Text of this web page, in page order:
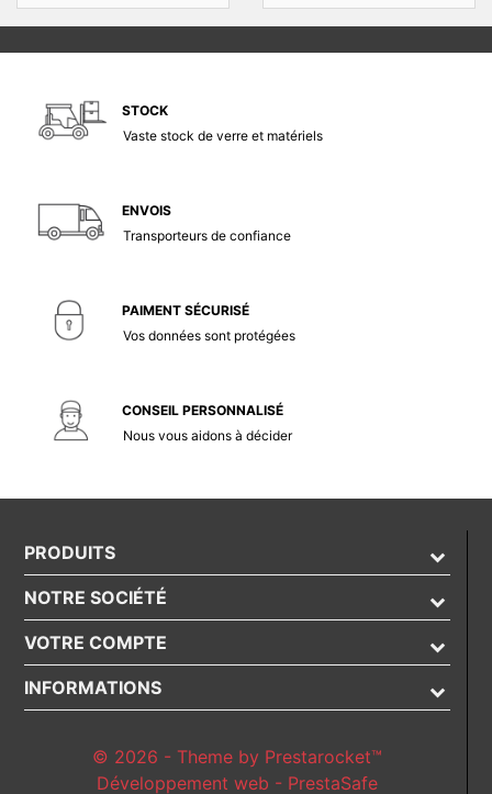
STOCK
Vaste stock de verre et matériels
ENVOIS
Transporteurs de confiance
PAIMENT SÉCURISÉ
Vos données sont protégées
CONSEIL PERSONNALISÉ
Nous vous aidons à décider
PRODUITS
NOTRE SOCIÉTÉ
VOTRE COMPTE
INFORMATIONS
© 2026 - Theme by Prestarocket™
Développement web - PrestaSafe